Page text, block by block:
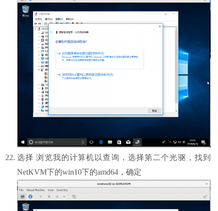
选择 浏览我的计算机以查询，选择第二个光驱，找到
NetKVM下的win10下的amd64，确定